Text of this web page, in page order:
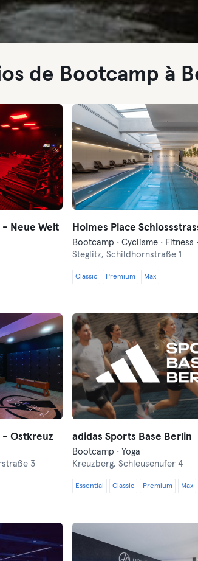
de Bootcamp à
- Neue Welt Holmes Place
Steglitz, Schildhornstraße 1
Classic Premium Max
- Ostkreuz
3
adidas Sports Base Berlin
Bootcamp · Yoga
Kreuzberg, Schleusenufer 4
Essential Classic Premium Max